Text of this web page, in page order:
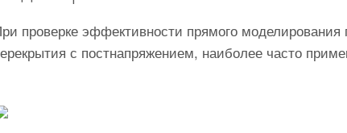
проверке эффективности прямого
с постнапряжением, наиболее часто